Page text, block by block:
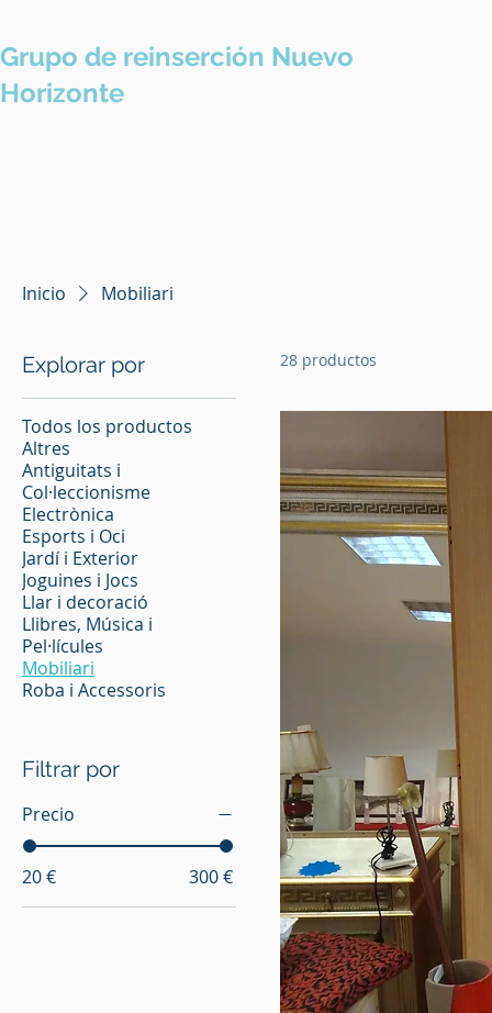
Grupo de reinserción Nuevo
Horizonte
Inicio Mobiliari
Explorar por
Todos los productos
Altres
Antiguitats i
Col·leccionisme
Electrònica
Esports i Oci
Jardí i Exterior
Joguines i Jocs
Llar i decoració
Llibres, Música i
Pel·lícules
Mobiliari
Roba i Accessoris
Filtrar por
Precio
20 € 300 €
28 productos